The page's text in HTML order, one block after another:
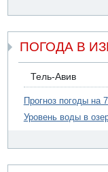
Саудовская
07.08.2026 08:29
В Бат-Яме утонул
07.08.2026 08:29
Стрельба в школе
07.08.2026 06:47
Недалеко от
Саудовская
06.08.2026 13:43
ПОГОДА В
Тель-Авив
Прогноз погоды на
Уровень воды в